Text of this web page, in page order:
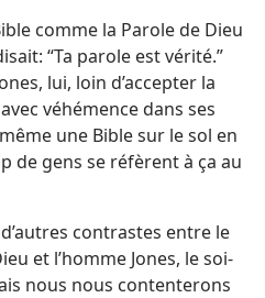
comme la Parole de Dieu
“Ta parole est vérité.”
lui, loin d’accepter la
véhémence dans ses
une Bible sur le sol en
de gens se réfèrent à ça au
contrastes entre le
et l’homme Jones, le soi-
nous nous contenterons